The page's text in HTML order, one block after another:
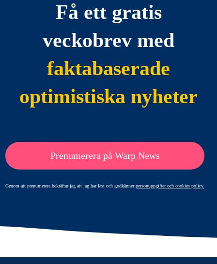
Få ett gratis
veckobrev med
faktabaserade
optimistiska nyheter
Prenumerera på Warp News
Genom att prenumerera bekräftar jag att jag har läst och godkännerpersonuppgifter och cookies policy.